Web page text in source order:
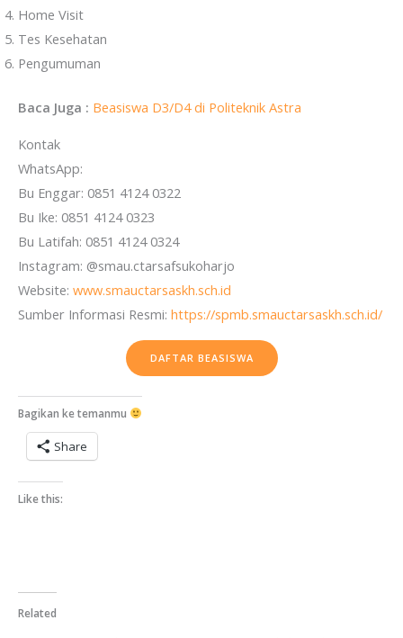
Home Visit
Tes Kesehatan
Pengumuman
Baca Juga : Beasiswa D3/D4 di Politeknik Astra
Kontak
WhatsApp:
Bu Enggar: 0851 4124 0322
Bu Ike: 0851 4124 0323
Bu Latifah: 0851 4124 0324
Instagram: @smau.ctarsafsukoharjo
Website: www.smauctarsaskh.sch.id
Sumber Informasi Resmi: https://spmb.smauctarsaskh.sch.id/
DAFTAR BEASISWA
Bagikan ke temanmu
Share
Like this:
Related